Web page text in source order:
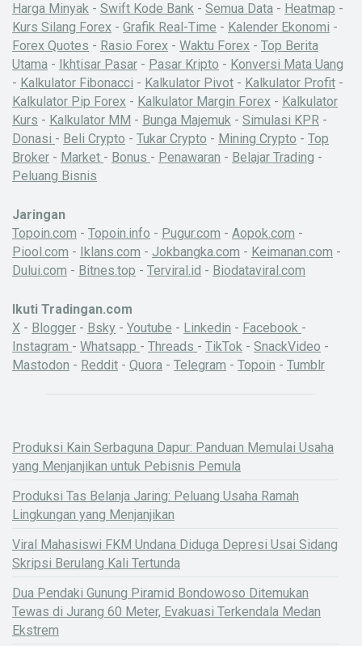
Harga Minyak - Swift Kode Bank - Semua Data - Heatmap -
Kurs Silang Forex - Grafik Real-Time - Kalender Ekonomi -
Forex Quotes - Rasio Forex - Waktu Forex - Top Berita
Utama - Ikhtisar Pasar - Pasar Kripto - Konversi Mata Uang
- Kalkulator Fibonacci - Kalkulator Pivot - Kalkulator Profit -
Kalkulator Pip Forex - Kalkulator Margin Forex - Kalkulator
Kurs - Kalkulator MM - Bunga Majemuk - Simulasi KPR -
Donasi - Beli Crypto - Tukar Crypto - Mining Crypto - Top
Broker - Market - Bonus - Penawaran - Belajar Trading -
Peluang Bisnis
Jaringan
Topoin.com - Topoin.info - Pugur.com - Aopok.com -
Piool.com - Iklans.com - Jokbangka.com - Keimanan.com -
Dului.com - Bitnes.top - Terviral.id - Biodataviral.com
Ikuti Tradingan.com
X - Blogger - Bsky - Youtube - Linkedin - Facebook -
Instagram - Whatsapp - Threads - TikTok - SnackVideo -
Mastodon - Reddit - Quora - Telegram - Topoin - Tumblr
Produksi Kain Serbaguna Dapur: Panduan Memulai Usaha
yang Menjanjikan untuk Pebisnis Pemula
Produksi Tas Belanja Jaring: Peluang Usaha Ramah
Lingkungan yang Menjanjikan
Viral Mahasiswi FKM Undana Diduga Depresi Usai Sidang
Skripsi Berulang Kali Tertunda
Dua Pendaki Gunung Piramid Bondowoso Ditemukan
Tewas di Jurang 60 Meter, Evakuasi Terkendala Medan
Ekstrem